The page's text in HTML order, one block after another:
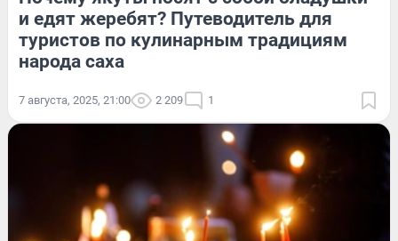
и едят жеребят? Путеводитель для
туристов по кулинарным традициям
народа саха
7 августа, 2025, 21:00 2 209 1